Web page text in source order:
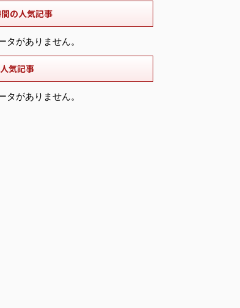
の人気記事
タがありません。
気記事
タがありません。